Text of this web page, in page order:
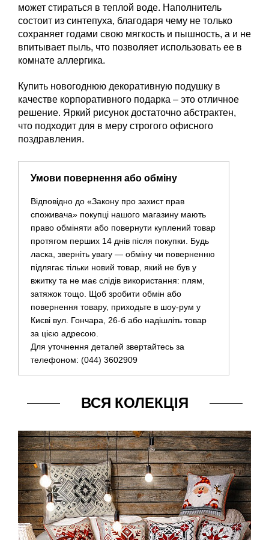
может стираться в теплой воде. Наполнитель
состоит из синтепуха, благодаря чему не только
сохраняет годами свою мягкость и пышность, а и не
впитывает пыль, что позволяет использовать ее в
комнате аллергика.
Купить новогоднюю декоративную подушку в
качестве корпоративного подарка – это отличное
решение. Яркий рисунок достаточно абстрактен,
что подходит для в меру строгого офисного
поздравления.
Умови повернення або обміну
Відповідно до «Закону про захист прав
споживача» покупці нашого магазину мають
право обміняти або повернути куплений товар
протягом перших 14 днів після покупки. Будь
ласка, зверніть увагу — обміну чи поверненню
підлягає тільки новий товар, який не був у
вжитку та не має слідів використання: плям,
затяжок тощо. Щоб зробити обмін або
повернення товару, приходьте в шоу-рум у
Києві вул. Гончара, 26-б або надішліть товар
за цією адресою.
Для уточнення деталей звертайтесь за
телефоном: (044) 3602909
ВСЯ КОЛЕКЦІЯ